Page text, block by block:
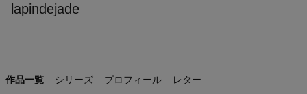
lapindejade
作品一覧 シリーズ プロフィール レター